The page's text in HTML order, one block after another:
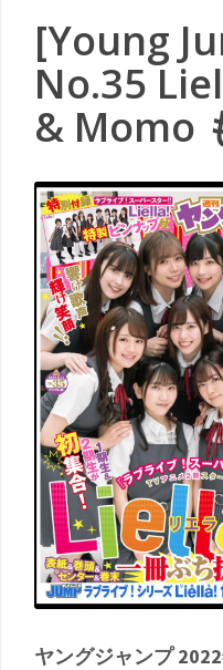
[Young
No.35
& Momo
ヤングジャンプ